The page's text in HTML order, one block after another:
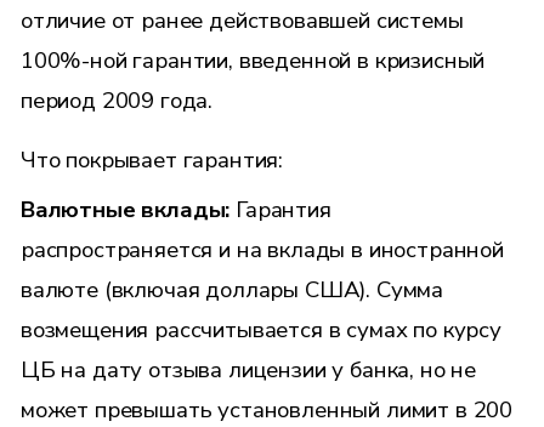
отличие от ранее действовавшей системы
100%-ной гарантии, введенной в кризисный
период 2009 года.
Что покрывает гарантия:
Валютные вклады: Гарантия
распространяется и на вклады в иностранной
валюте (включая доллары США). Сумма
возмещения рассчитывается в сумах по курсу
ЦБ на дату отзыва лицензии у банка, но не
может превышать установленный лимит в 200